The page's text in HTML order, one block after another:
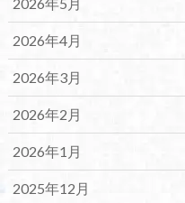
2026年4月
2026年3月
2026年2月
2026年1月
2025年12月